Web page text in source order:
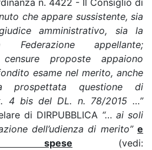
che appare sussistente, sia
amministrativo, sia la
Federazione appellante;
proposte appaiono
esame nel merito, anche
prospettata questione di
4 bis del DL. n. 78/2015 …”
di DIRPUBBLICA “… ai soli
dell’udienza di merito” e
spese (vedi: